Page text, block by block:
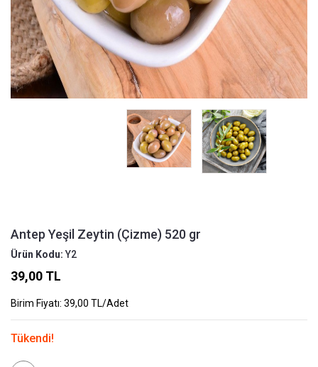
Antep Yeşil Zeytin (Çizme) 520 gr
Ürün Kodu:Y2
39,00 TL
Birim Fiyatı: 39,00 TL/Adet
Tükendi!